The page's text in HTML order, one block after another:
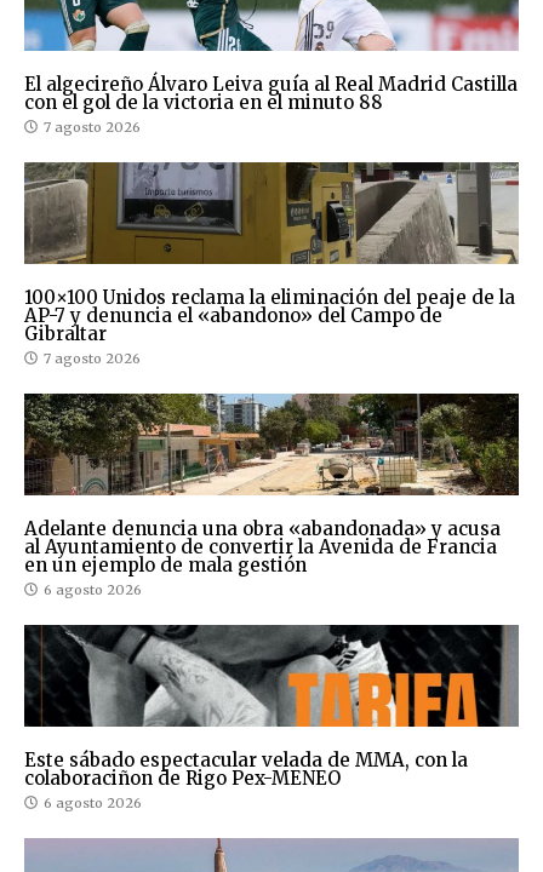
El algecireño Álvaro Leiva guía al Real Madrid Castilla
con el gol de la victoria en el minuto 88
7 agosto 2026
100×100 Unidos reclama la eliminación del peaje de la
AP-7 y denuncia el «abandono» del Campo de
Gibraltar
7 agosto 2026
Adelante denuncia una obra «abandonada» y acusa
al Ayuntamiento de convertir la Avenida de Francia
en un ejemplo de mala gestión
6 agosto 2026
Este sábado espectacular velada de MMA, con la
colaboraciñon de Rigo Pex-MENEO
6 agosto 2026